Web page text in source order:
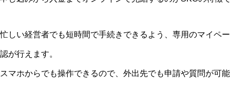
忙しい経営者でも短時間で手続きできるよう、専用のマイペ
認が行えます。
スマホからでも操作できるので、外出先でも申請や質問が可